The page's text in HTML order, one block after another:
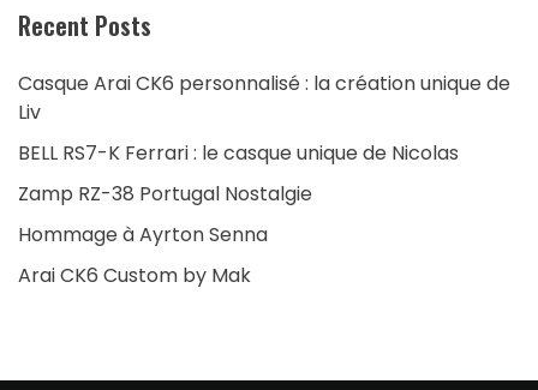
Recent Posts
Casque Arai CK6 personnalisé : la création unique de
Liv
BELL RS7-K Ferrari : le casque unique de Nicolas
Zamp RZ-38 Portugal Nostalgie
Hommage à Ayrton Senna
Arai CK6 Custom by Mak